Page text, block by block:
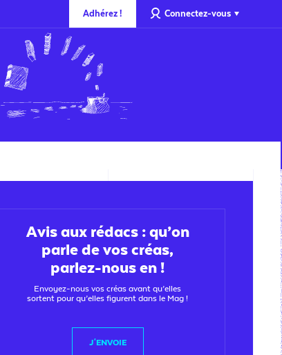
Connectez-vous
Adhérez !
Avis aux rédacs : qu’on
parle de vos créas,
parlez-nous en !
Envoyez-nous vos créas avant qu’elles
sortent pour qu’elles figurent dans le Mag !
J'ENVOIE